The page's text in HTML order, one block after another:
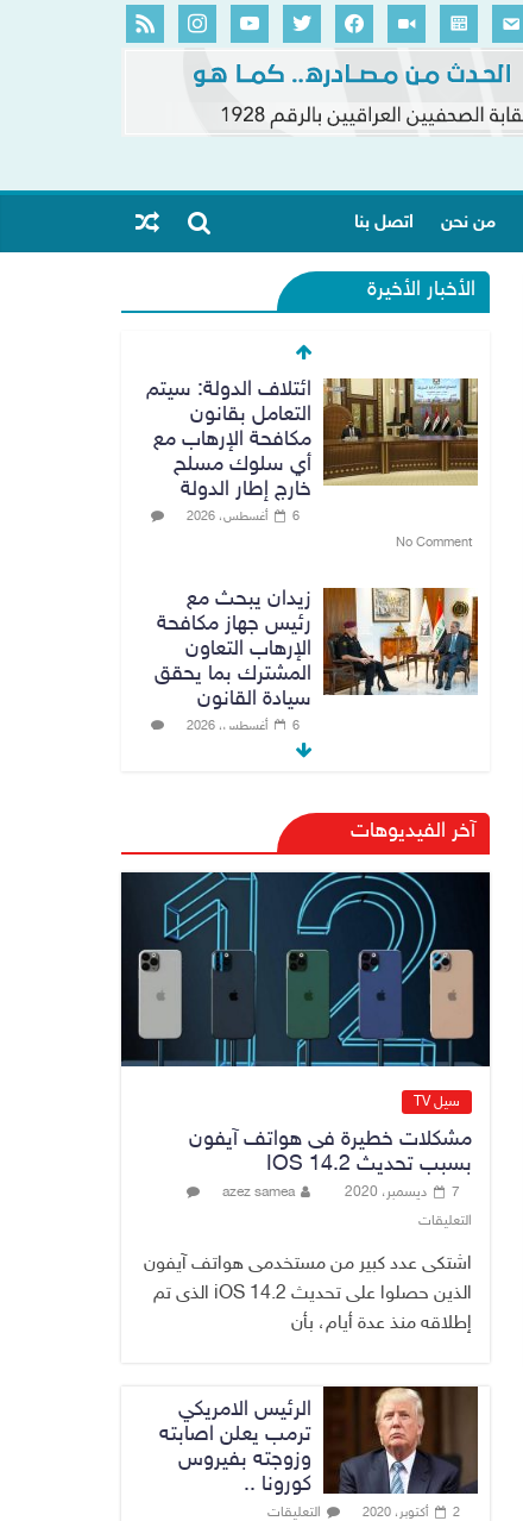
من نحن اتصل بنا
الأخبار الأخيرة
ائتلاف الدولة: سيتم
التعامل بقانون
مكافحة الإرهاب مع
أي سلوك مسلح
خارج إطار الدولة
6 أغسطس، 2026
No Comment
زيدان يبحث مع
رئيس جهاز مكافحة
الإرهاب التعاون
المشترك بما يحقق
سيادة القانون
6 أغسطس، 2026
الدخيل والشمري
يبحثان الملفات
الأمنية في نينوى
وجهود دعم الاستقرار
6 أغسطس، 2026
No Comment
الراتب كل 40 يوماً..
المالي يتحدث عن
فرضية “كسب
6 أغسطس، 2026 No Comment
وزارة العدل تحقق
دعوى قضائية امام
المحاكم الأردنية
لصالح شركة أدوية
سامراء
آخر الفيديوهات
سيل TV
مشكلات خطيرة فى هواتف آيفون
بسبب تحديث IOS 14.2
7 ديسمبر، 2020
azez samea
التعليقات
اشتكى عدد كبير من مستخدمى هواتف آيفون
الذين حصلوا على تحديث iOS 14.2 الذى تم
إطلاقه منذ عدة أيام، بأن
الرئيس الامريكي
ترمب يعلن اصابته
وزوجته بفيروس
كورونا ..
2 أكتوبر، 2020 التعليقات